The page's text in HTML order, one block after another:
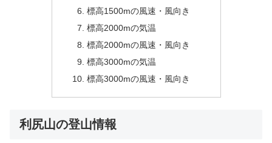
標高1500mの風速・風向き
標高2000mの気温
標高2000mの風速・風向き
標高3000mの気温
標高3000mの風速・風向き
利尻山の登山情報